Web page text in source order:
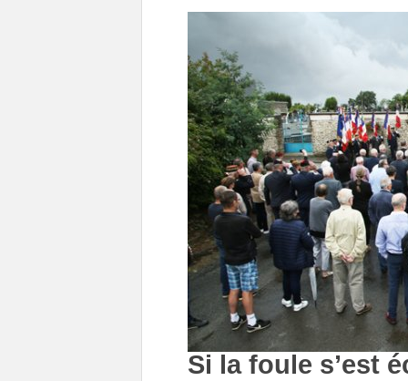
Si la foule s’est